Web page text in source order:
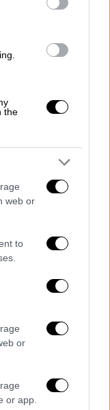
the
web or
to
or
or app.
υποδοχή σε
της
μέρα στην